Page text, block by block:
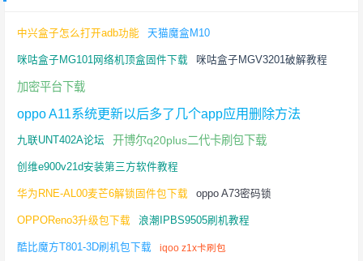
中兴盒子怎么打开adb功能 天猫魔盒M10
咪咕盒子MG101网络机顶盒固件下载 咪咕盒子MGV3201破解教程
加密平台下载
oppo A11系统更新以后多了几个app应用删除方法
九联UNT402A论坛 开博尔q20plus二代卡刷包下载
创维e900v21d安装第三方软件教程
华为RNE-AL00麦芒6解锁固件包下载 oppo A73密码锁
OPPOReno3升级包下载 浪潮IPBS9505刷机教程
酷比魔方T801-3D刷机包下载 iqoo z1x卡刷包